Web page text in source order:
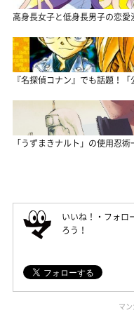
高身長女子と低身長男子の恋
『名探偵コナン』でも話題！
「うずまきナルト」の使用忍術
いいね！・フォロ
ろう！
マ